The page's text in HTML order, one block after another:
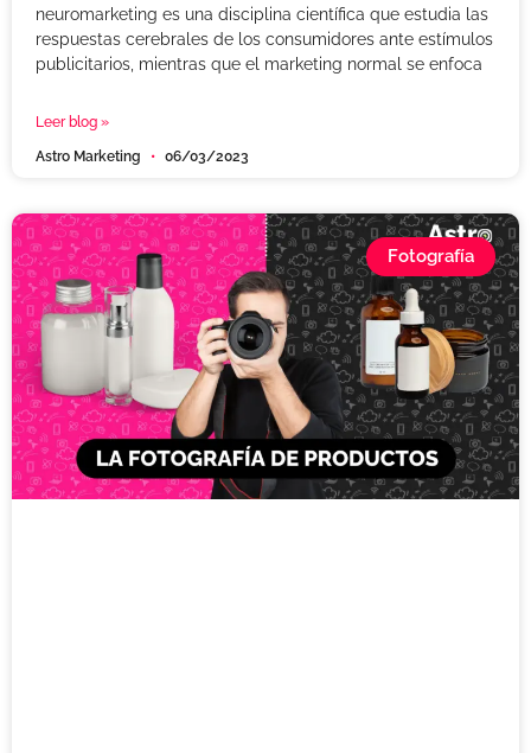
neuromarketing es una disciplina científica que estudia las
respuestas cerebrales de los consumidores ante estímulos
publicitarios, mientras que el marketing normal se enfoca
Leer blog »
Astro Marketing 06/03/2023
Fotografía